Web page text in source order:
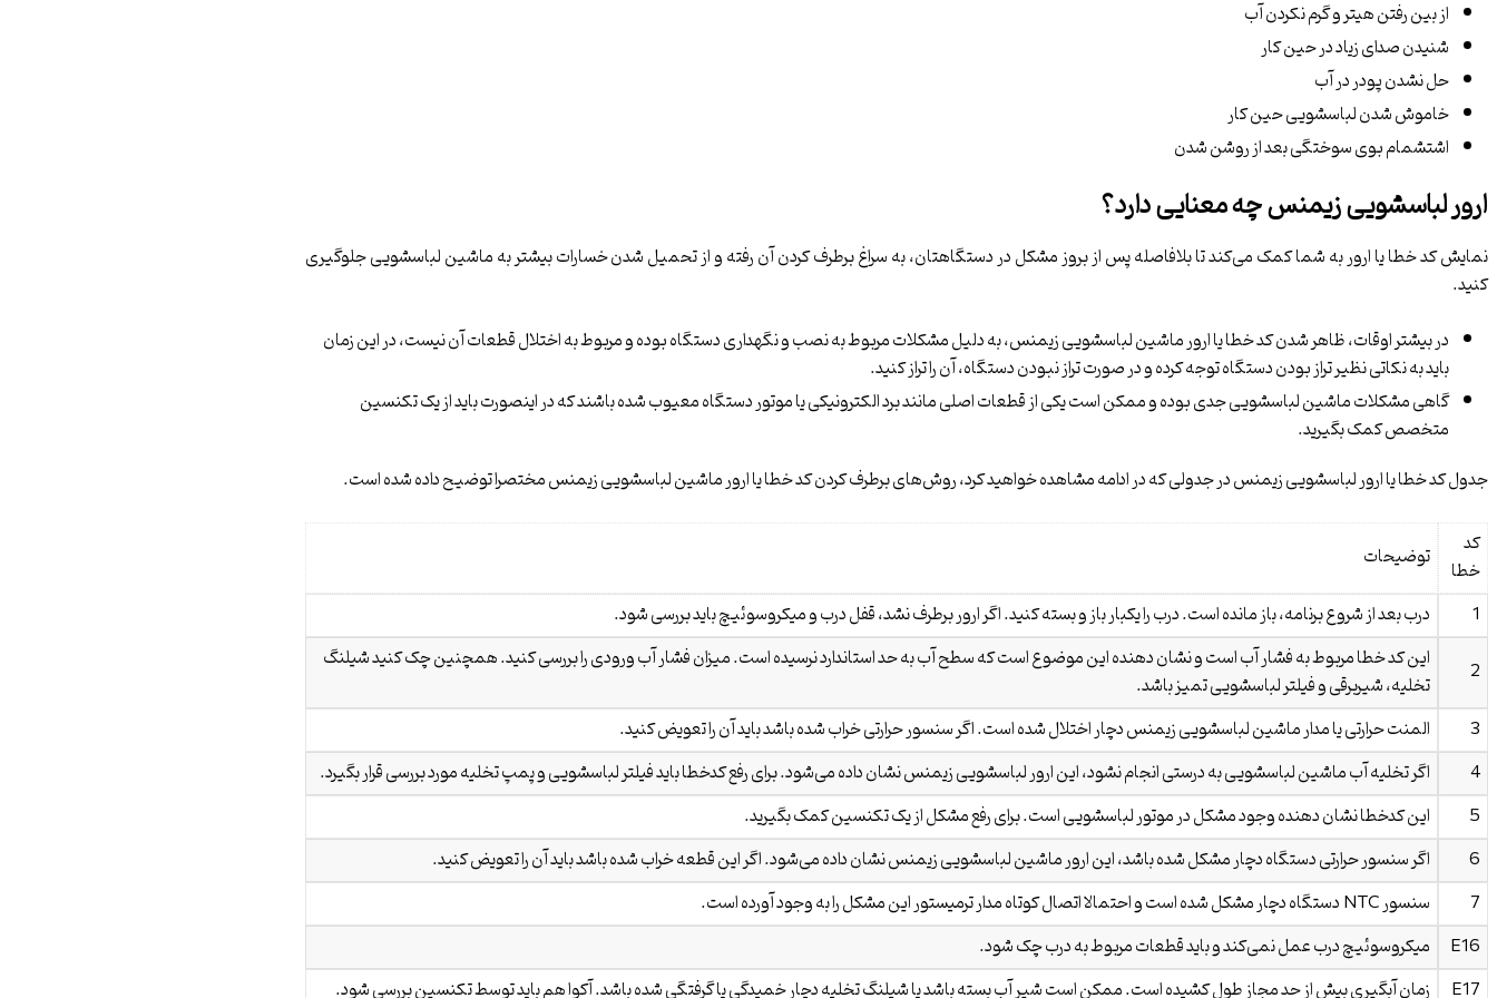
از بین رفتن هیتر و گرم نکردن آب
شنیدن صدای زیاد در حین کار
حل نشدن پودر در آب
خاموش شدن لباسشویی حین کار
اشتشمام بوی سوختگی بعد از روشن شدن
ارور لباسشویی زیمنس چه معنایی دارد؟
نمایش کد خطا یا ارور به شما کمک می‌کند تا بلافاصله پس از بروز مشکل در دستگاهتان، به سراغ برطرف کردن آن رفته و از تحمیل شدن خسارات بیشتر به ماشین لباسشویی جلوگیری
کنید.
در بیشتر اوقات، ظاهر شدن کد خطا یا ارور ماشین لباسشویی زیمنس، به دلیل مشکلات مربوط به نصب و نگهداری دستگاه بوده و مربوط به اختلال قطعات آن نیست، در این زمان
باید به نکاتی نظیر تراز بودن دستگاه توجه کرده و در صورت تراز نبودن دستگاه، آن را تراز کنید.
گاهی مشکلات ماشین لباسشویی جدی بوده و ممکن است یکی از قطعات اصلی مانند برد الکترونیکی یا موتور دستگاه معیوب شده باشند که در اینصورت باید از یک تکنسین
متخصص کمک بگیرید.
جدول کد خطا یا ارور لباسشویی زیمنس در جدولی که در ادامه مشاهده خواهید کرد، روش‌های برطرف کردن کد خطا یا ارور ماشین لباسشویی زیمنس مختصرا توضیح داده شده است.
کد
خطا
توضیحات
1
درب بعد از شروع برنامه، باز مانده است. درب را یکبار باز و بسته کنید. اگر ارور برطرف نشد، قفل درب و میکروسوئیچ باید بررسی شود.
2
این کد خطا مربوط به فشار آب است و نشان دهنده‌ این موضوع است که سطح آب به حد استاندارد نرسیده است. میزان فشار آب ورودی را بررسی کنید. همچنین چک کنید شیلنگ
تخلیه، شیربرقی و فیلتر لباسشویی تمیز باشد.
3
المنت حرارتی یا مدار ماشین لباسشویی زیمنس دچار اختلال شده است. اگر سنسور حرارتی خراب شده باشد باید آن را تعویض کنید.
4
اگر تخلیه آب ماشین لباسشویی به درستی انجام نشود، این ارور لباسشویی زیمنس نشان داده می‌شود. برای رفع کدخطا باید فیلتر لباسشویی و پمپ تخلیه مورد بررسی قرار بگیرد.
5
این کدخطا نشان دهنده وجود مشکل در موتور لباسشویی است. برای رفع مشکل از یک تکنسین کمک بگیرید.
6
اگر سنسور حرارتی دستگاه دچار مشکل شده باشد، این ارور ماشین لباسشویی زیمنس نشان داده می‌شود. اگر این قطعه خراب شده باشد باید آن را تعویض کنید.
7
سنسور NTC دستگاه دچار مشکل شده است و احتمالا اتصال کوتاه مدار ترمیستور این مشکل را به وجود آورده است.
E16
میکروسوئیچ درب عمل نمی‌کند و باید قطعات مربوط به درب چک شود.
E17
زمان آبگیری بیش از حد مجاز طول کشیده است. ممکن است شیر آب بسته باشد یا شیلنگ تخلیه دچار خمیدگی یا گرفتگی شده باشد. آکوا هم باید توسط تکنسین بررسی شود.